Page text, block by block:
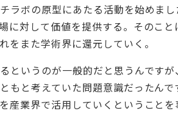
ラボの原型にあたる活動を始めま
に対して価値を提供する。そのこと
をまた学術界に還元していく。
というのが一般的だと思うんです
もと考えていた問題意識だったんで
産業界で活用していくということ